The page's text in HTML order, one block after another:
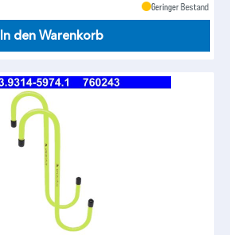
Geringer Bestand
In den Warenkorb